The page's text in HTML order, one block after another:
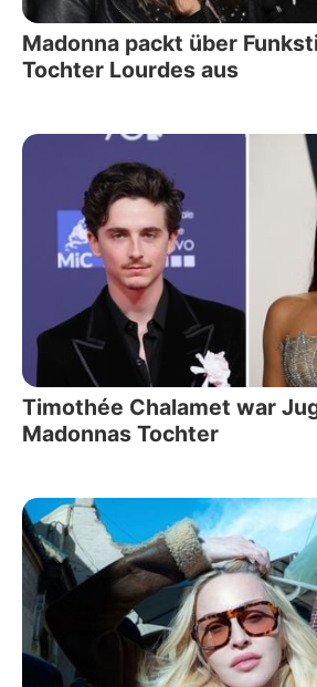
Madonna packt über
Tochter Lourdes aus
Timothée Chalamet war
Madonnas Tochter